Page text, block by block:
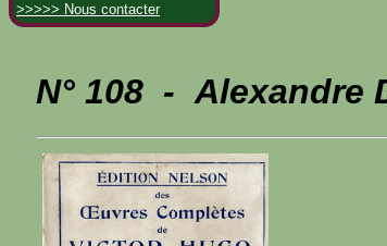
>>>>> Nous contacter
N° 108 - Alexandre